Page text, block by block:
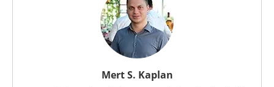
Mert S. Kaplan